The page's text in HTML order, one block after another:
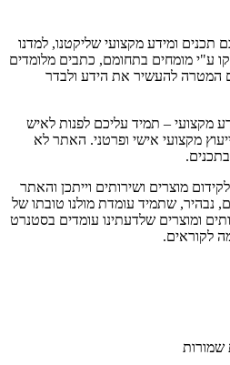
ומידע מקצועי שליקטנו, למדנו
ע"י מומחים בתחומם, כתבים מלומדים
המטרה להעשיר את הידע ולבדר
מקצועי – תמיד עליכם לפנות לאיש
מקצועי אישי ופרטני. האתר לא
מוצרים ושירותים וייתכן והאתר
נבהיר, שתמיד עומדת מולנו טובתו של
ומוצרים שלדעתינו עומדים בסטנרט
לקוראים.
שמורות